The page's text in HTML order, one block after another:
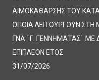
ΑΙΜΟΚΑΘΑΡΣΗΣ ΤΟΥ
ΟΠΟΙΑ ΛΕΙΤΟΥΡΓΟΥΝ
ΓΝΑ ¨Γ. ΓΕΝΝΗΜΑΤΑΣ¨ ΜΕ
ΕΠΙΠΛΕΟΝ ΕΤΟΣ
31/07/2026